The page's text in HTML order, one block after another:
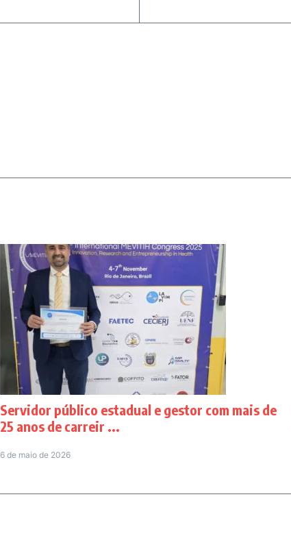
Servidor público estadual e gestor com mais de
25 anos de carreir ...
6 de maio de 2026